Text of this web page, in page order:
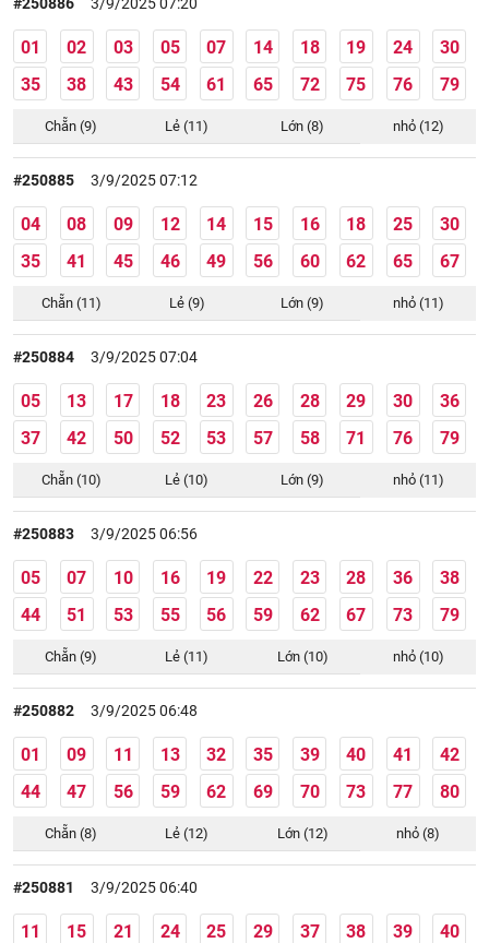
01 02 03 05 07 14 18 19 24
30
35
38 43 54 61 65 72 75 76 79
Chẵn (9) Lẻ (11) Lớn (8) nhỏ (12)
#250885 3/9/2025 07:12
04 08 09 12 14 15 16 18 25
30
35
41 45 46 49 56 60 62 65 67
Chẵn (11) Lẻ (9) Lớn (9) nhỏ (11)
#250884 3/9/2025 07:04
05 13 17 18 23 26 28 29 30
36
37
42 50 52 53 57 58 71 76 79
Chẵn (10) Lẻ (10) Lớn (9) nhỏ (11)
#250883 3/9/2025 06:56
05 07 10 16 19 22 23 28 36
38
44
51 53 55 56 59 62 67 73 79
Chẵn (9) Lẻ (11) Lớn (10) nhỏ (10)
#250882 3/9/2025 06:48
01 09 11 13 32 35 39 40 41
42
44
47 56 59 62 69 70 73 77 80
Chẵn (8) Lẻ (12) Lớn (12) nhỏ (8)
#250881 3/9/2025 06:40
11 15 21 24 25 29 37 38 39
40